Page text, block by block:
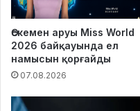
Өскемен аруы Miss World
2026 байқауында ел
намысын қорғайды
07.08.2026